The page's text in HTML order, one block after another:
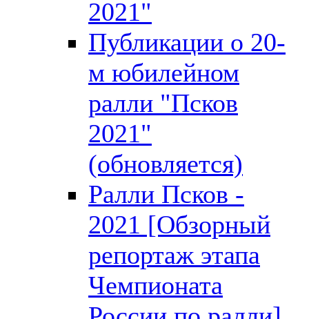
2021"
Публикации о 20-
м юбилейном
ралли "Псков
2021"
(обновляется)
Ралли Псков -
2021 [Обзорный
репортаж этапа
Чемпионата